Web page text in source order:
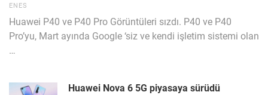
ENES
Huawei P40 ve P40 Pro Görüntüleri sızdı. P40 ve P40
Pro’yu, Mart ayında Google ‘siz ve kendi işletim sistemi olan
…
Huawei Nova 6 5G piyasaya sürüdü